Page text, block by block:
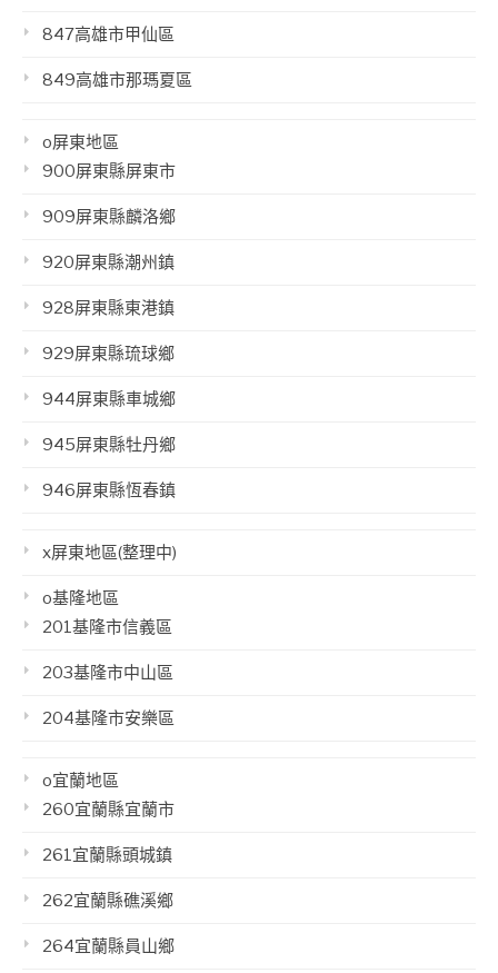
847高雄市甲仙區
849高雄市那瑪夏區
o屏東地區
900屏東縣屏東市
909屏東縣麟洛鄉
920屏東縣潮州鎮
928屏東縣東港鎮
929屏東縣琉球鄉
944屏東縣車城鄉
945屏東縣牡丹鄉
946屏東縣恆春鎮
x屏東地區(整理中)
o基隆地區
201基隆市信義區
203基隆市中山區
204基隆市安樂區
o宜蘭地區
260宜蘭縣宜蘭市
261宜蘭縣頭城鎮
262宜蘭縣礁溪鄉
264宜蘭縣員山鄉